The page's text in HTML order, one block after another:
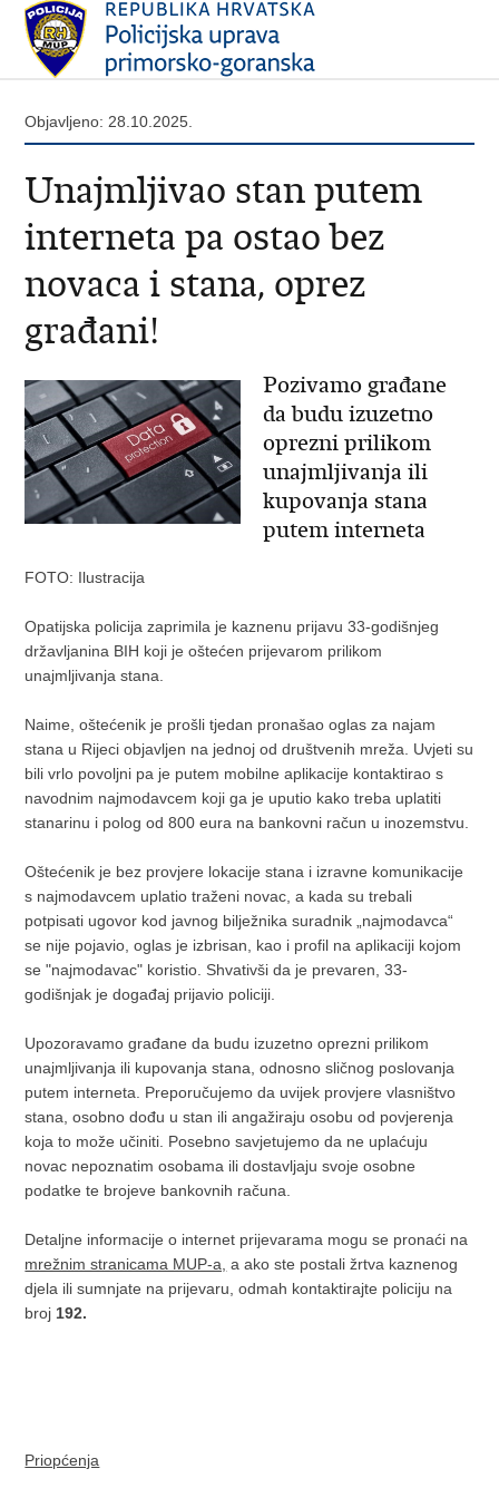
Objavljeno: 28.10.2025.
Unajmljivao stan putem
interneta pa ostao bez
novaca i stana, oprez
građani!
Pozivamo građane
da budu izuzetno
oprezni prilikom
unajmljivanja ili
kupovanja stana
putem interneta
FOTO: Ilustracija
Opatijska policija zaprimila je kaznenu prijavu 33-godišnjeg
državljanina BIH koji je oštećen prijevarom prilikom
unajmljivanja stana.
Naime, oštećenik je prošli tjedan pronašao oglas za najam
stana u Rijeci objavljen na jednoj od društvenih mreža. Uvjeti su
bili vrlo povoljni pa je putem mobilne aplikacije kontaktirao s
navodnim najmodavcem koji ga je uputio kako treba uplatiti
stanarinu i polog od 800 eura na bankovni račun u inozemstvu.
Oštećenik je bez provjere lokacije stana i izravne komunikacije
s najmodavcem uplatio traženi novac, a kada su trebali
potpisati ugovor kod javnog bilježnika suradnik „najmodavca“
se nije pojavio, oglas je izbrisan, kao i profil na aplikaciji kojom
se "najmodavac" koristio. Shvativši da je prevaren, 33-
godišnjak je događaj prijavio policiji.
Upozoravamo građane da budu izuzetno oprezni prilikom
unajmljivanja ili kupovanja stana, odnosno sličnog poslovanja
putem interneta. Preporučujemo da uvijek provjere vlasništvo
stana, osobno dođu u stan ili angažiraju osobu od povjerenja
koja to može učiniti. Posebno savjetujemo da ne uplaćuju
novac nepoznatim osobama ili dostavljaju svoje osobne
podatke te brojeve bankovnih računa.
Detaljne informacije o internet prijevarama mogu se pronaći na
mrežnim stranicama MUP-a, a ako ste postali žrtva kaznenog
djela ili sumnjate na prijevaru, odmah kontaktirajte policiju na
broj 192.
Priopćenja